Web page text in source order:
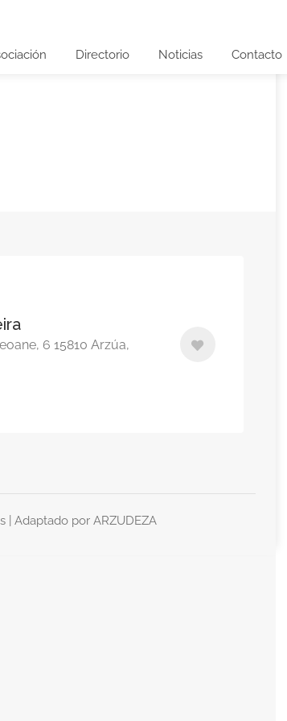
Directorio Noticias Contacto
6 15810 Arzúa,
| Adaptado porARZUDEZA